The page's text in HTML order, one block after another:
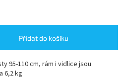
Přidat do košíku
95-110 cm, rám i vidlice jsou
6,2 kg